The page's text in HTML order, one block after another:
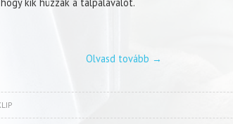
Olvasd tovább →